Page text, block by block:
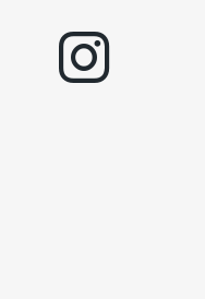
instagram